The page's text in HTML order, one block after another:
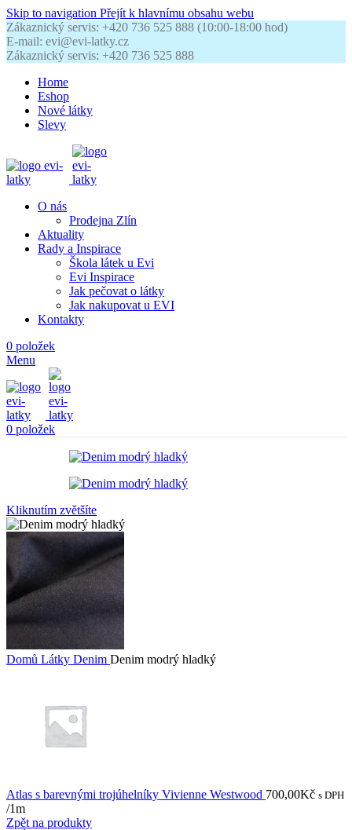
Skip to navigation Přejít k hlavnímu obsahu webu
Zákaznický servis: +420 736 525 888 (10:00-18:00 hod)
E-mail: evi@evi-latky.cz
Zákaznický servis: +420 736 525 888
Home
Eshop
Nové látky
Slevy
O nás
Prodejna Zlín
Aktuality
Rady a Inspirace
Škola látek u Evi
Evi Inspirace
Jak pečovat o látky
Jak nakupovat u EVI
Kontakty
0 položek
Menu
0 položek
Kliknutím zvětšíte
Domů Látky Denim Denim modrý hladký
Atlas s barevnými trojúhelníky Vivienne Westwood 700,00Kč s DPH
/1m
Zpět na produkty